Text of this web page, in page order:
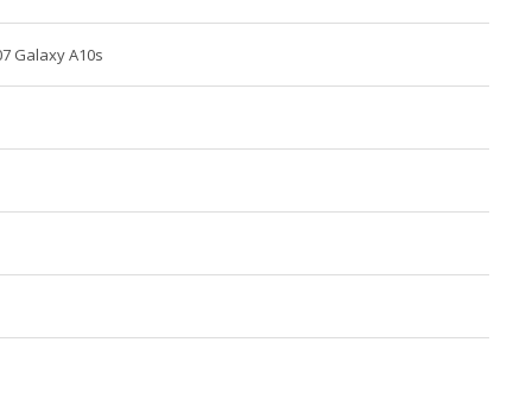
Galaxy A10s